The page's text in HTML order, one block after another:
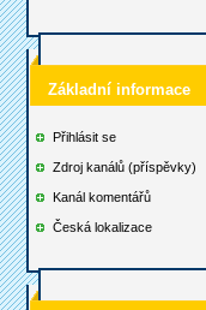
Základní informace
Přihlásit se
Zdroj kanálů (příspěvky)
Kanál komentářů
Česká lokalizace